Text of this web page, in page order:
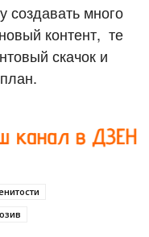
создавать много
контент, те
скачок и